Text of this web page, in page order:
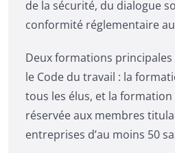
de la sécurité, du dialogue
conformité réglementaire
Deux formations
le Code du travail : la
tous les élus, et la
réservée aux membres
entreprises d’au moins 50